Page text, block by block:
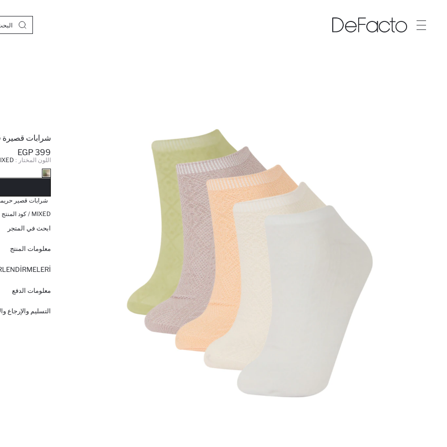
شرابات
399 EGP
اللون المختار :
شرابات قصير حريمي
MIXED / كود المنتج :
ابحث في المتجر
معلومات المنتج
معلومات الدفع
التسليم والإرجاع